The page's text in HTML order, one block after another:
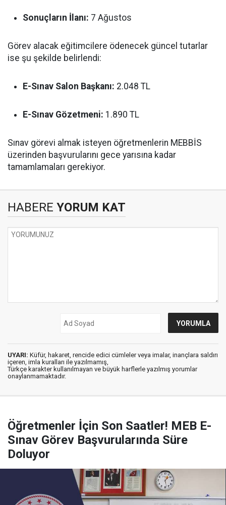
Sonuçların İlanı: 7 Ağustos
Görev alacak eğitimcilere ödenecek güncel tutarlar
ise şu şekilde belirlendi:
E-Sınav Salon Başkanı: 2.048 TL
E-Sınav Gözetmeni: 1.890 TL
Sınav görevi almak isteyen öğretmenlerin MEBBİS
üzerinden başvurularını gece yarısına kadar
tamamlamaları gerekiyor.
HABERE YORUM KAT
UYARI: Küfür, hakaret, rencide edici cümleler veya imalar, inançlara saldırı
içeren, imla kuralları ile yazılmamış,
Türkçe karakter kullanılmayan ve büyük harflerle yazılmış yorumlar
onaylanmamaktadır.
Öğretmenler İçin Son Saatler! MEB E-
Sınav Görev Başvurularında Süre
Doluyor